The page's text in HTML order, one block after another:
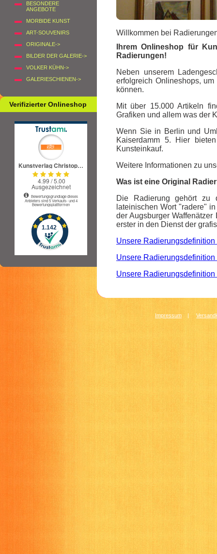
BESONDERE
ANGEBOTE
MORBIDE KUNST
ART-SOUVENIRS
ORIGINALE->
BILDER DER GALERIE->
VOLKER KÜHN->
GALERIESCHIENEN->
Verifizierter Onlineshop
Willkommen bei
Ihrem Onlineshop für
Radierungen!
Neben unserem
erfolgreich Onlineshops,
können.
Mit über 15.000 Artikeln
Grafiken und allem was der
Wenn Sie in Berlin und
Kaiserdamm 5. Hier
Kunsteinkauf.
Weitere Informationen zu
Was ist eine Original
Die Radierung gehört zu
lateinischen Wort "radere"
der Augsburger
erster in den Dienst der
Unsere Radierungsdefinition
Unsere
Unsere
Impressum |